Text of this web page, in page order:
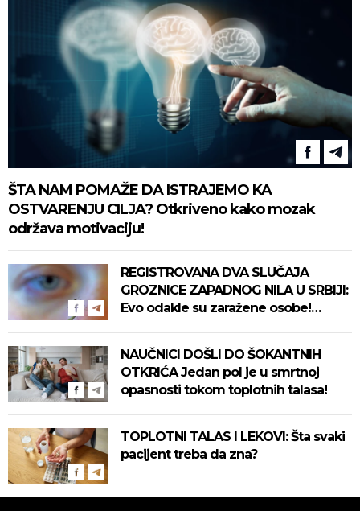
ŠTA NAM POMAŽE DA ISTRAJEMO KA
OSTVARENJU CILJA? Otkriveno kako mozak
održava motivaciju!
REGISTROVANA DVA SLUČAJA
GROZNICE ZAPADNOG NILA U SRBIJI:
Evo odakle su zaražene osobe!
NAUČNICI DOŠLI DO ŠOKANTNIH
OTKRIĆA Jedan pol je u smrtnoj
opasnosti tokom toplotnih talasa!
TOPLOTNI TALAS I LEKOVI: Šta svaki
pacijent treba da zna?